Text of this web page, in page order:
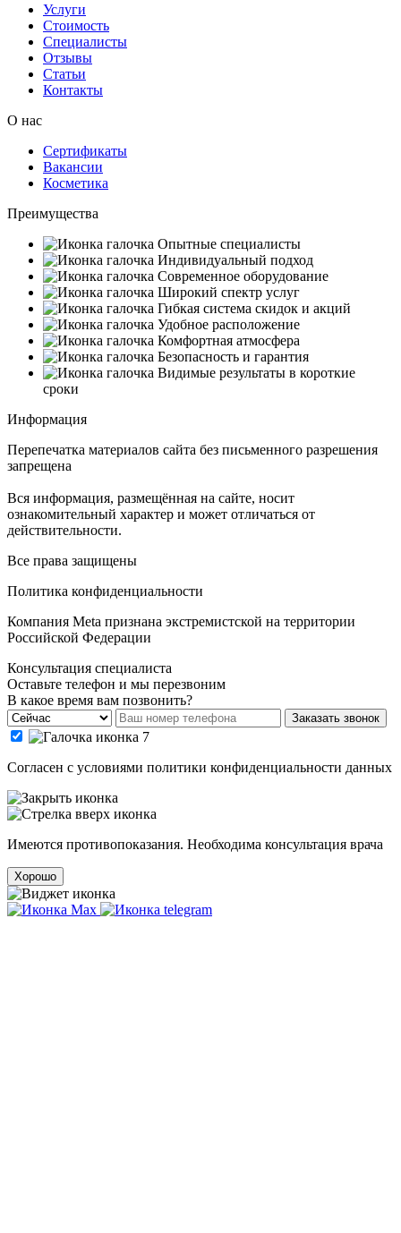
Услуги
Стоимость
Специалисты
Отзывы
Статьи
Контакты
О нас
Сертификаты
Вакансии
Косметика
Преимущества
Опытные специалисты
Индивидуальный подход
Современное оборудование
Широкий спектр услуг
Гибкая система скидок и акций
Удобное расположение
Комфортная атмосфера
Безопасность и гарантия
Видимые результаты в короткие
сроки
Информация
Перепечатка материалов сайта без письменного разрешения
запрещена
Вся информация, размещённая на сайте, носит
ознакомительный характер и может отличаться от
действительности.
Все права защищены
Политика конфиденциальности
Компания Meta признана экстремистской на территории
Российской Федерации
Консультация специалиста
Оставьте телефон и мы перезвоним
В какое время вам позвонить?
Заказать звонок
Cогласен с условиями политики конфиденциальности данных
Имеются противопоказания. Необходима консультация врача
Хорошо